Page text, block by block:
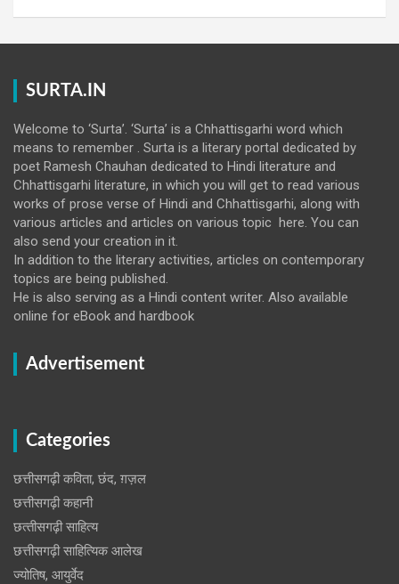
SURTA.IN
Welcome to ‘Surta’. ‘Surta’ is a Chhattisgarhi word which
means to remember . Surta is a literary portal dedicated by
poet Ramesh Chauhan dedicated to Hindi literature and
Chhattisgarhi literature, in which you will get to read various
works of prose verse of Hindi and Chhattisgarhi, along with
various articles and articles on various topic here. You can
also send your creation in it.
In addition to the literary activities, articles on contemporary
topics are being published.
He is also serving as a Hindi content writer. Also available
online for eBook and hardbook
Advertisement
Categories
छत्तीसगढ़ी कविता, छंद, ग़ज़ल
छत्तीसगढ़ी कहानी
छत्‍तीसगढ़ी साहित्‍य
छत्तीसगढ़ी साहित्यिक आलेख
ज्योतिष, आयुर्वेद